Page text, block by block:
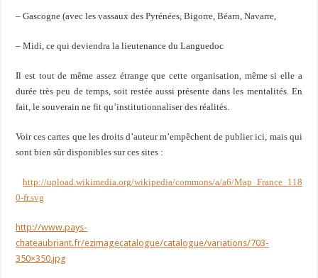
– Gascogne (avec les vassaux des Pyrénées, Bigorre, Béarn, Navarre,
– Midi, ce qui deviendra la lieutenance du Languedoc
Il est tout de même assez étrange que cette organisation, même si elle a
durée très peu de temps, soit restée aussi présente dans les mentalités. En
fait, le souverain ne fit qu’institutionnaliser des réalités.
Voir ces cartes que les droits d’auteur m’empêchent de publier ici, mais qui
sont bien sûr disponibles sur ces sites :
http://upload.wikimedia.org/wikipedia/commons/a/a6/Map_France_118
0-fr.svg
http://www.pays-
chateaubriant.fr/ezimagecatalogue/catalogue/variations/703-
350×350.jpg